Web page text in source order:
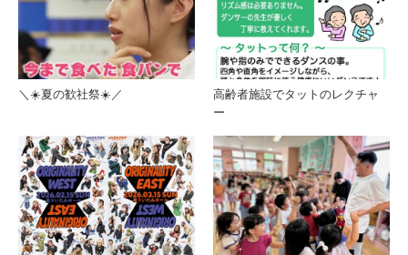
＼☀️夏の歓社祭☀️／
高齢者施設でタットのレクチャ
ー